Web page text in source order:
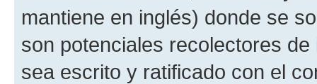
mantiene en inglés) donde se
son potenciales recolectores
sea escrito y ratificado con el